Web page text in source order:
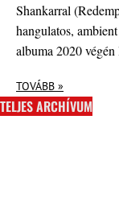
Shankarral
hangulatos,
albuma 2020
TOVÁBB »
TELJES ARCHÍVUM